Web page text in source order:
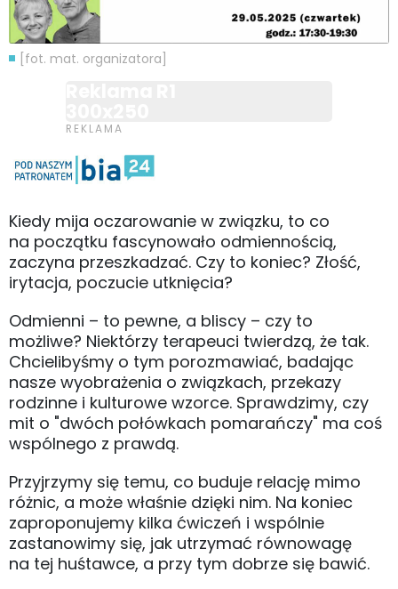
[fot. mat. organizatora]
Kiedy mija oczarowanie w związku, to co
na początku fascynowało odmiennością,
zaczyna przeszkadzać. Czy to koniec? Złość,
irytacja, poczucie utknięcia?
Odmienni – to pewne, a bliscy – czy to
możliwe? Niektórzy terapeuci twierdzą, że tak.
Chcielibyśmy o tym porozmawiać, badając
nasze wyobrażenia o związkach, przekazy
rodzinne i kulturowe wzorce. Sprawdzimy, czy
mit o "dwóch połówkach pomarańczy" ma coś
wspólnego z prawdą.
Przyjrzymy się temu, co buduje relację mimo
różnic, a może właśnie dzięki nim. Na koniec
zaproponujemy kilka ćwiczeń i wspólnie
zastanowimy się, jak utrzymać równowagę
na tej huśtawce, a przy tym dobrze się bawić.